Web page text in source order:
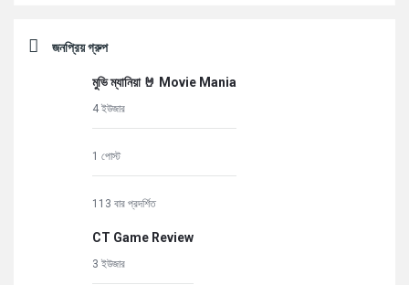
জনপ্রিয় গ্রুপ
মুভি ম্যানিয়া 🤘 Movie Mania
4 ইউজার
1 পোস্ট
113 বার প্রদর্শিত
CT Game Review
3 ইউজার